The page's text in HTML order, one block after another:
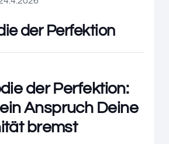
der Perfektion
der Perfektion:
Anspruch Deine
bremst